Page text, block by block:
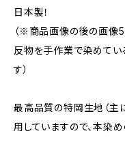
日本製！
（※商品画像の後の画像
反物を手作業で染めて
す）
最高品質の特岡生地（主
用していますので、本染